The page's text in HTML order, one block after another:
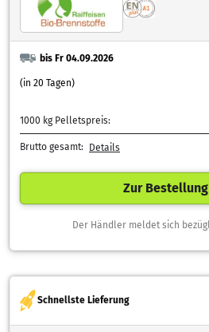
bis Fr 04.09.2026
(in 20 Tagen)
1000 kg Pelletspreis:
Brutto gesamt: Details
Zur Bestellung
Der Händler meldet sich
Schnellste Lieferung